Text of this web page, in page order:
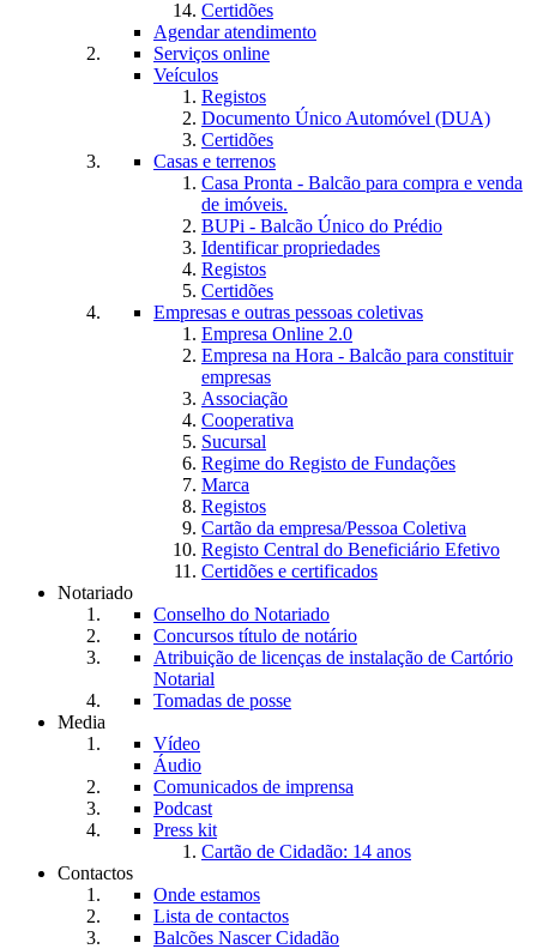
Certidões
Agendar atendimento
Serviços online
Veículos
Registos
Documento Único Automóvel (DUA)
Certidões
Casas e terrenos
Casa Pronta - Balcão para compra e venda
de imóveis.
BUPi - Balcão Único do Prédio
Identificar propriedades
Registos
Certidões
Empresas e outras pessoas coletivas
Empresa Online 2.0
Empresa na Hora - Balcão para constituir
empresas
Associação
Cooperativa
Sucursal
Regime do Registo de Fundações
Marca
Registos
Cartão da empresa/Pessoa Coletiva
Registo Central do Beneficiário Efetivo
Certidões e certificados
Notariado
Conselho do Notariado
Concursos título de notário
Atribuição de licenças de instalação de Cartório
Notarial
Tomadas de posse
Media
Vídeo
Áudio
Comunicados de imprensa
Podcast
Press kit
Cartão de Cidadão: 14 anos
Contactos
Onde estamos
Lista de contactos
Balcões Nascer Cidadão